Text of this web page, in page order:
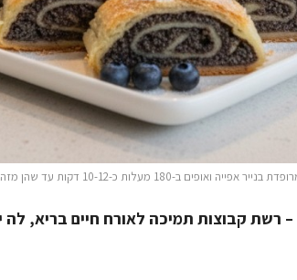
כ-10-12 דקות עד שהן מזהיבות קלות. צילום מחלי ממן
רשת קבוצות תמיכה לאורח חיים בריא, לה